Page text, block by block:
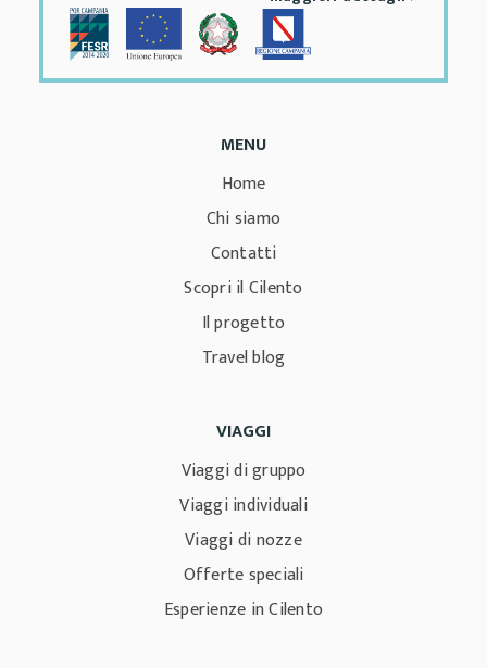
MENU
Home
Chi siamo
Contatti
Scopri il Cilento
Il progetto
Travel blog
VIAGGI
Viaggi di gruppo
Viaggi individuali
Viaggi di nozze
Offerte speciali
Esperienze in Cilento